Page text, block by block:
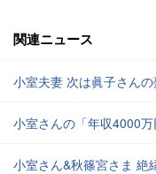
関連ニュース
小室夫妻 次は眞子さん
小室さんの「年収4000
小室さん&秋篠宮さま 絶